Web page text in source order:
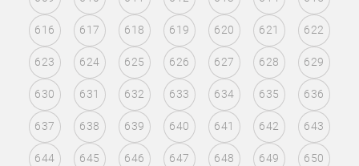
616 617 618 619 620 621 622
623 624 625 626 627 628 629
630 631 632 633 634 635 636
637 638 639 640 641 642 643
644 645 646 647 648 649 650